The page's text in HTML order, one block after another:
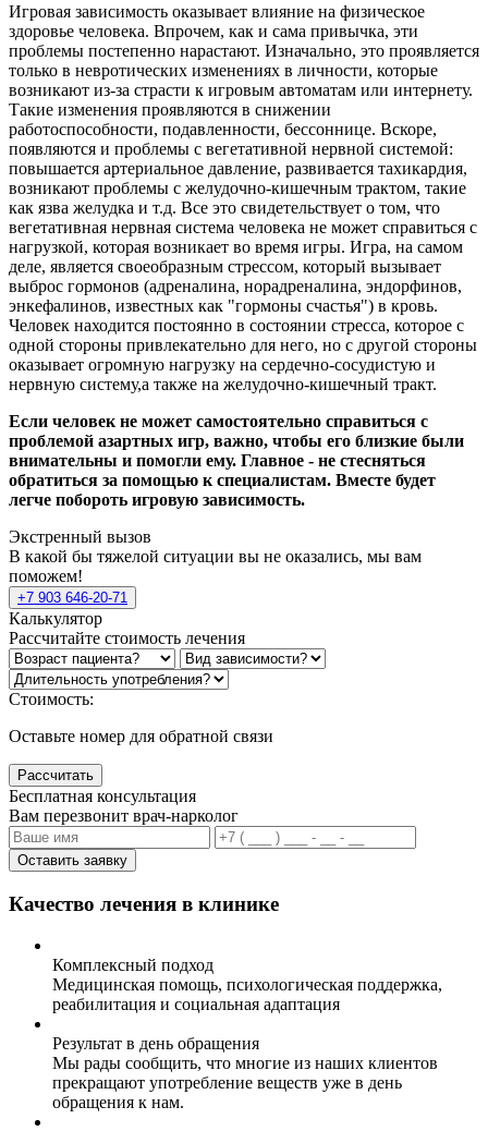
Игровая зависимость оказывает влияние на физическое
здоровье человека. Впрочем, как и сама привычка, эти
проблемы постепенно нарастают. Изначально, это проявляется
только в невротических изменениях в личности, которые
возникают из-за страсти к игровым автоматам или интернету.
Такие изменения проявляются в снижении
работоспособности, подавленности, бессоннице. Вскоре,
появляются и проблемы с вегетативной нервной системой:
повышается артериальное давление, развивается тахикардия,
возникают проблемы с желудочно-кишечным трактом, такие
как язва желудка и т.д. Все это свидетельствует о том, что
вегетативная нервная система человека не может справиться с
нагрузкой, которая возникает во время игры. Игра, на самом
деле, является своеобразным стрессом, который вызывает
выброс гормонов (адреналина, норадреналина, эндорфинов,
энкефалинов, известных как "гормоны счастья") в кровь.
Человек находится постоянно в состоянии стресса, которое с
одной стороны привлекательно для него, но с другой стороны
оказывает огромную нагрузку на сердечно-сосудистую и
нервную систему,а также на желудочно-кишечный тракт.
Если человек не может самостоятельно справиться с
проблемой азартных игр, важно, чтобы его близкие были
внимательны и помогли ему. Главное - не стесняться
обратиться за помощью к специалистам. Вместе будет
легче побороть игровую зависимость.
Экстренный вызов
В какой бы тяжелой ситуации вы не оказались, мы вам
поможем!
+7 903 646-20-71
Калькулятор
Рассчитайте стоимость лечения
Стоимость:
Оставьте номер для обратной связи
Рассчитать
Бесплатная консультация
Вам перезвонит врач-нарколог
Оставить заявку
Качество лечения в клинике
Комплексный подход
Медицинская помощь, психологическая поддержка,
реабилитация и социальная адаптация
Результат в день обращения
Мы рады сообщить, что многие из наших клиентов
прекращают употребление веществ уже в день
обращения к нам.